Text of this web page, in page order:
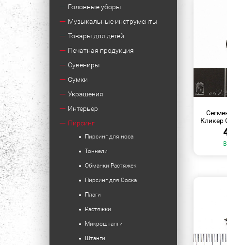
Головные уборы
Музыкальные инструменты
Товары для детей
Печатная продукция
Сувениры
Сумки
Украшения
Интерьер
Пирсинг
Пирсинг для носа
Тоннели
Обманки Растяжек
Пирсинг для Соска
Плаги
Растяжки
Микроштанги
Штанги
Кликер